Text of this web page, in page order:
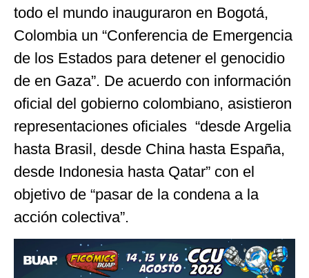
todo el mundo inauguraron en Bogotá,
Colombia un “Conferencia de Emergencia
de los Estados para detener el genocidio
de en Gaza”. De acuerdo con información
oficial del gobierno colombiano, asistieron
representaciones oficiales “desde Argelia
hasta Brasil, desde China hasta España,
desde Indonesia hasta Qatar” con el
objetivo de “pasar de la condena a la
acción colectiva”.